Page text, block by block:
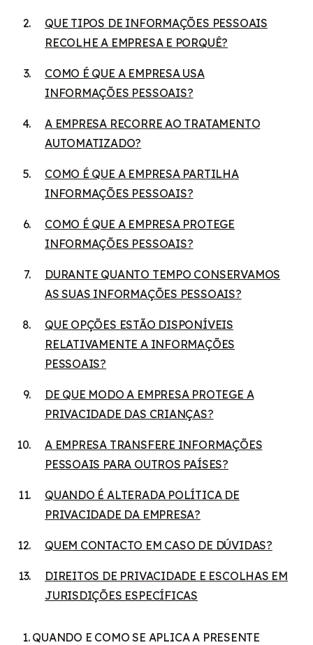
QUE TIPOS DE INFORMAÇÕES PESSOAIS
RECOLHE A EMPRESA E PORQUÊ?
COMO É QUE A EMPRESA USA
INFORMAÇÕES PESSOAIS?
A EMPRESA RECORRE AO TRATAMENTO
AUTOMATIZADO?
COMO É QUE A EMPRESA PARTILHA
INFORMAÇÕES PESSOAIS?
COMO É QUE A EMPRESA PROTEGE
INFORMAÇÕES PESSOAIS?
DURANTE QUANTO TEMPO CONSERVAMOS
AS SUAS INFORMAÇÕES PESSOAIS?
QUE OPÇÕES ESTÃO DISPONÍVEIS
RELATIVAMENTE A INFORMAÇÕES
PESSOAIS?
DE QUE MODO A EMPRESA PROTEGE A
PRIVACIDADE DAS CRIANÇAS?
A EMPRESA TRANSFERE INFORMAÇÕES
PESSOAIS PARA OUTROS PAÍSES?
QUANDO É ALTERADA POLÍTICA DE
PRIVACIDADE DA EMPRESA?
QUEM CONTACTO EM CASO DE DÚVIDAS?
DIREITOS DE PRIVACIDADE E ESCOLHAS EM
JURISDIÇÕES ESPECÍFICAS
1. QUANDO E COMO SE APLICA A PRESENTE